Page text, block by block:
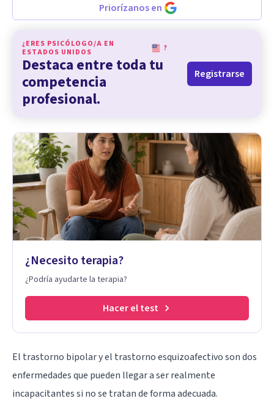
Priorízanos en
¿ERES PSICÓLOGO/A EN
ESTADOS UNIDOS
?
Destaca entre toda tu
competencia
profesional.
Registrarse
¿Necesito terapia?
¿Podría ayudarte la terapia?
Hacer el test
El trastorno bipolar y el trastorno esquizoafectivo son dos
enfermedades que pueden llegar a ser realmente
incapacitantes si no se tratan de forma adecuada.